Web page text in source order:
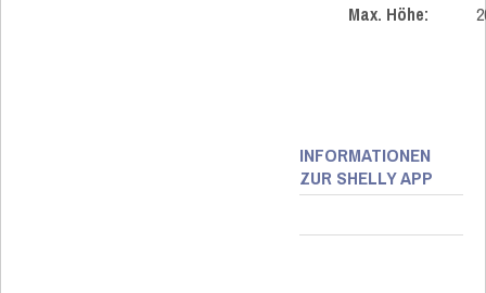
Max. Höhe:
INFORMATIONEN
ZUR SHELLY APP